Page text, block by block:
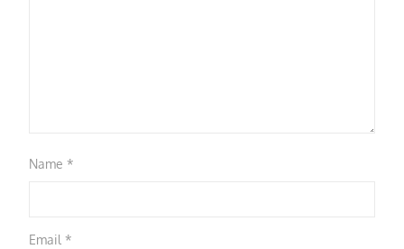
Name*
Email*